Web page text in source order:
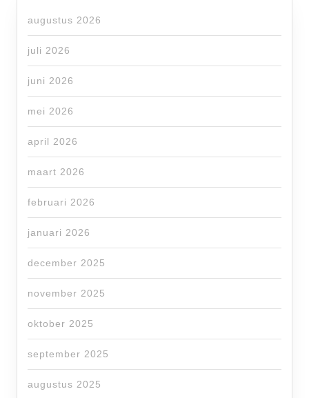
augustus 2026
juli 2026
juni 2026
mei 2026
april 2026
maart 2026
februari 2026
januari 2026
december 2025
november 2025
oktober 2025
september 2025
augustus 2025